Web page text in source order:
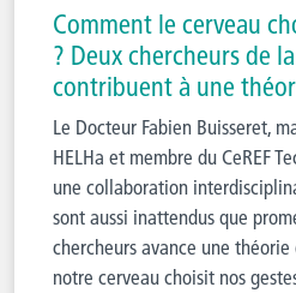
Comment le cerveau
? Deux chercheurs de
contribuent à une
Le Docteur Fabien Buisseret,
HELHa et membre du CeREF
une collaboration
sont aussi inattendus que
chercheurs avance une
notre cerveau choisit nos